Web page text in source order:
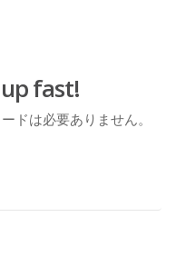
fast!
ドは必要ありません。